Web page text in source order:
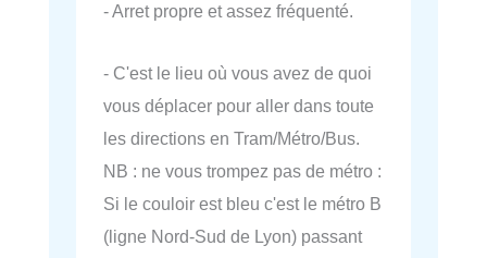
- Arret propre et assez fréquenté.
- C'est le lieu où vous avez de quoi
vous déplacer pour aller dans toute
les directions en Tram/Métro/Bus.
NB : ne vous trompez pas de métro :
Si le couloir est bleu c'est le métro B
(ligne Nord-Sud de Lyon) passant